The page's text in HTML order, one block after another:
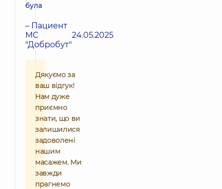
була
– Пациент
МС
"Добробут"
24.05.2025
Дякуємо за
ваш відгук!
Нам дуже
приємно
знати, що ви
залишилися
задоволені
нашим
масажем. Ми
завжди
прагнемо